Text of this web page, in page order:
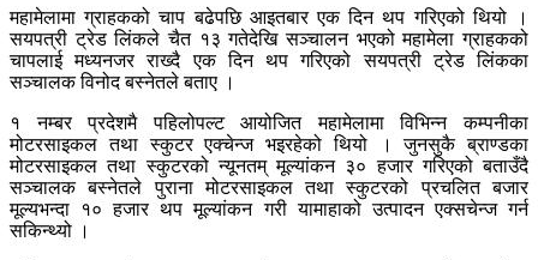
महामेलामा ग्राहकको चाप बढेपछि आइतबार एक दिन थप गरिएको थियो ।
सयपत्री ट्रेड लिंकले चैत १३ गतेदेखि सञ्चालन भएको महामेला ग्राहकको
चापलाई मध्यनजर राख्दै एक दिन थप गरिएको सयपत्री ट्रेड लिंकका
सञ्चालक विनोद बस्नेतले बताए ।
१ नम्बर प्रदेशमै पहिलोपल्ट आयोजित महामेलामा विभिन्न कम्पनीका
मोटरसाइकल तथा स्कुटर एक्चेन्ज भइरहेको थियो । जुनसुकै ब्राण्डका
मोटरसाइकल तथा स्कुटरको न्यूनतम् मूल्यांकन ३० हजार गरिएको बताउँदै
सञ्चालक बस्नेतले पुराना मोटरसाइकल तथा स्कुटरको प्रचलित बजार
मूल्यभन्दा १० हजार थप मूल्यांकन गरी यामाहाको उत्पादन एक्सचेन्ज गर्न
सकिन्थ्यो ।